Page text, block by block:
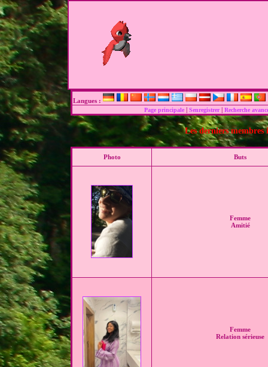
Langues :
Page principale| Senregistrer| Recherche
Les derniers
Photo Buts
Femme
Amitié
Femme
Relation sérieuse